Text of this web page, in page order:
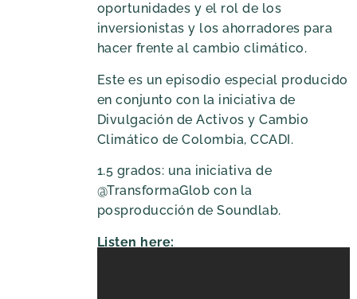
oportunidades y el rol de los
inversionistas y los ahorradores para
hacer frente al cambio climático.
Este es un episodio especial producido
en conjunto con la iniciativa de
Divulgación de Activos y Cambio
Climático de Colombia, CCADI.
1.5 grados: una iniciativa de
@TransformaGlob con la
posproducción de Soundlab.
Listen here: